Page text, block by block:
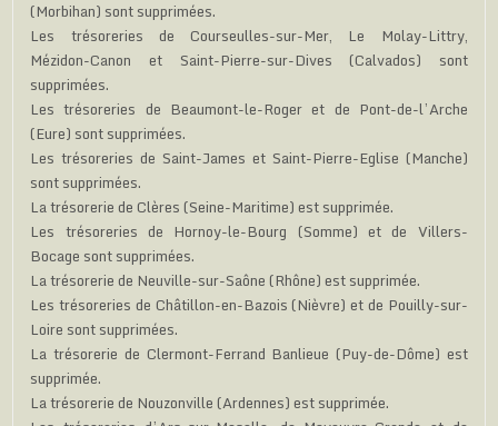
(Morbihan) sont supprimées.
Les trésoreries de Courseulles-sur-Mer, Le Molay-Littry,
Mézidon-Canon et Saint-Pierre-sur-Dives (Calvados) sont
supprimées.
Les trésoreries de Beaumont-le-Roger et de Pont-de-l’Arche
(Eure) sont supprimées.
Les trésoreries de Saint-James et Saint-Pierre-Eglise (Manche)
sont supprimées.
La trésorerie de Clères (Seine-Maritime) est supprimée.
Les trésoreries de Hornoy-le-Bourg (Somme) et de Villers-
Bocage sont supprimées.
La trésorerie de Neuville-sur-Saône (Rhône) est supprimée.
Les trésoreries de Châtillon-en-Bazois (Nièvre) et de Pouilly-sur-
Loire sont supprimées.
La trésorerie de Clermont-Ferrand Banlieue (Puy-de-Dôme) est
supprimée.
La trésorerie de Nouzonville (Ardennes) est supprimée.